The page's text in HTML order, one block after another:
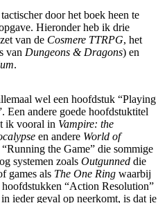
door het boek heen te
Hieronder heb ik drie
van de Cosmere TTRPG, het
van Dungeons & Dragons) en
.
wel een hoofdstuk “Playing
Een andere goede hoofdstuktitel
ik vooral in Vampire: the
en andere World of
the Game” die sommige
systemen zoals Outgunned die
games als The One Ring waarbij
“Action Resolution”
ieder geval op neerkomt, is dat je